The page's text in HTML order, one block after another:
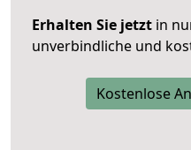
Erhalten Sie jetzt in
unverbindliche und
Kostenlose